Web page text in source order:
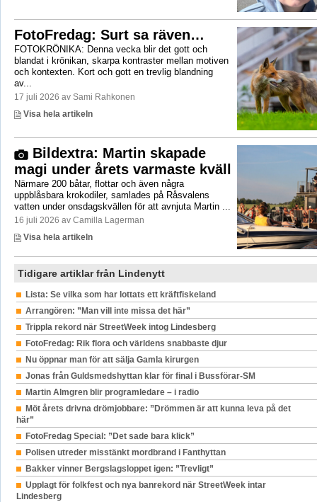
FotoFredag: Surt sa räven…
FOTOKRÖNIKA: Denna vecka blir det gott och
blandat i krönikan, skarpa kontraster mellan motiven
och kontexten. Kort och gott en trevlig blandning
av...
17 juli 2026 av Sami Rahkonen
Visa hela artikeln
Bildextra: Martin skapade
magi under årets varmaste kväll
Närmare 200 båtar, flottar och även några
uppblåsbara krokodiler, samlades på Råsvalens
vatten under onsdagskvällen för att avnjuta Martin ...
16 juli 2026 av Camilla Lagerman
Visa hela artikeln
Tidigare artiklar från Lindenytt
Lista: Se vilka som har lottats ett kräftfiskeland
Arrangören: ”Man vill inte missa det här”
Trippla rekord när StreetWeek intog Lindesberg
FotoFredag: Rik flora och världens snabbaste djur
Nu öppnar man för att sälja Gamla kirurgen
Jonas från Guldsmedshyttan klar för final i Bussförar-SM
Martin Almgren blir programledare – i radio
Möt årets drivna drömjobbare: ”Drömmen är att kunna leva på det
här”
FotoFredag Special: ”Det sade bara klick”
Polisen utreder misstänkt mordbrand i Fanthyttan
Bakker vinner Bergslagsloppet igen: ”Trevligt”
Upplagt för folkfest och nya banrekord när StreetWeek intar
Lindesberg